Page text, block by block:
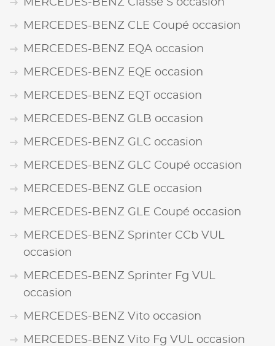
MERCEDES-BENZ CLE Coupé occasion
MERCEDES-BENZ EQA occasion
MERCEDES-BENZ EQE occasion
MERCEDES-BENZ EQT occasion
MERCEDES-BENZ GLB occasion
MERCEDES-BENZ GLC occasion
MERCEDES-BENZ GLC Coupé occasion
MERCEDES-BENZ GLE occasion
MERCEDES-BENZ GLE Coupé occasion
MERCEDES-BENZ Sprinter CCb VUL
occasion
MERCEDES-BENZ Sprinter Fg VUL
occasion
MERCEDES-BENZ Vito occasion
MERCEDES-BENZ Vito Fg VUL occasion